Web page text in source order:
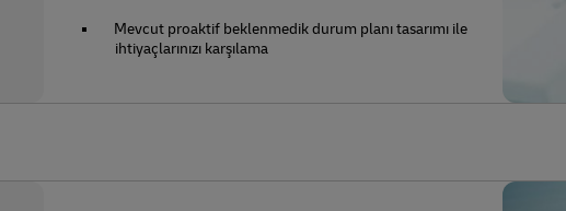
Mevcut proaktif beklenmedik durum planı tasarımı ile
ihtiyaçlarınızı karşılama